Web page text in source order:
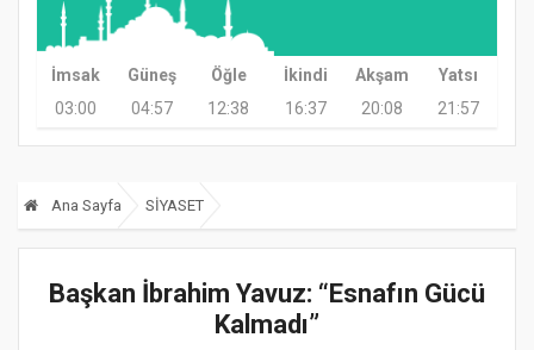
İmsak Güneş Öğle İkindi Akşam
Yatsı
03:00
04:57 12:38 16:37 20:08 21:57
Ana Sayfa SİYASET
Başkan İbrahim Yavuz: “Esnafın Gücü
Kalmadı”